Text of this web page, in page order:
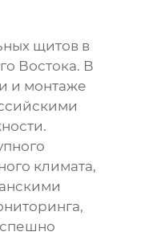
щитовв
Востока. В
и монтаже
климата,